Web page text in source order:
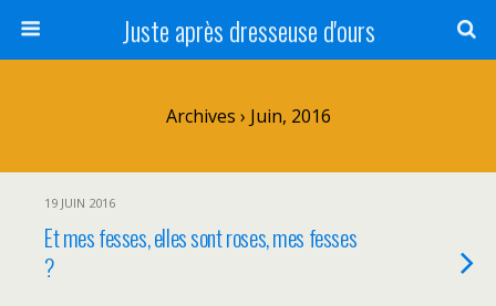
Juste après dresseuse d'ours
Archives › Juin, 2016
19 JUIN 2016
Et mes fesses, elles sont roses, mes fesses
?